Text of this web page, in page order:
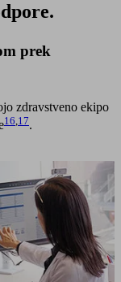
prek
zdravstveno ekipo
16,17.